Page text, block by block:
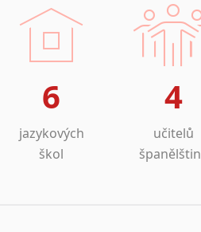
6
jazykových
škol
4
učitelů